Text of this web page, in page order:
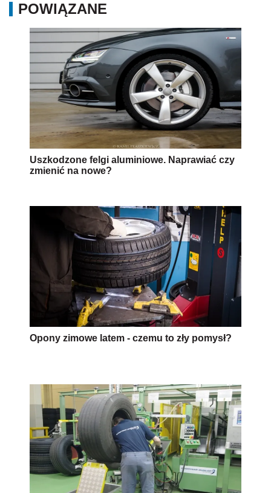
POWIĄZANE
Uszkodzone felgi aluminiowe. Naprawiać czy
zmienić na nowe?
Opony zimowe latem - czemu to zły pomysł?